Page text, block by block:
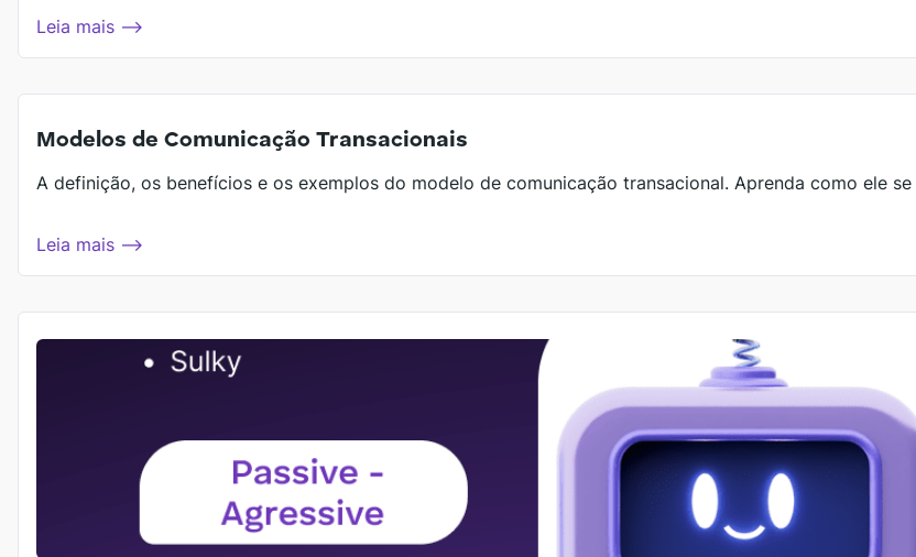
Leia mais ⟶
Modelos de Comunicação Transacionais
A definição, os benefícios e os exemplos do modelo de comunicação transacional. Aprenda como ele
Leia mais ⟶